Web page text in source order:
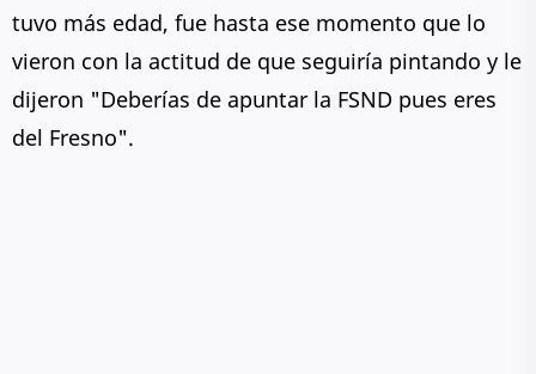
tuvo más edad, fue hasta ese momento que lo
vieron con la actitud de que seguiría pintando y le
dijeron "Deberías de apuntar la FSND pues eres
del Fresno".